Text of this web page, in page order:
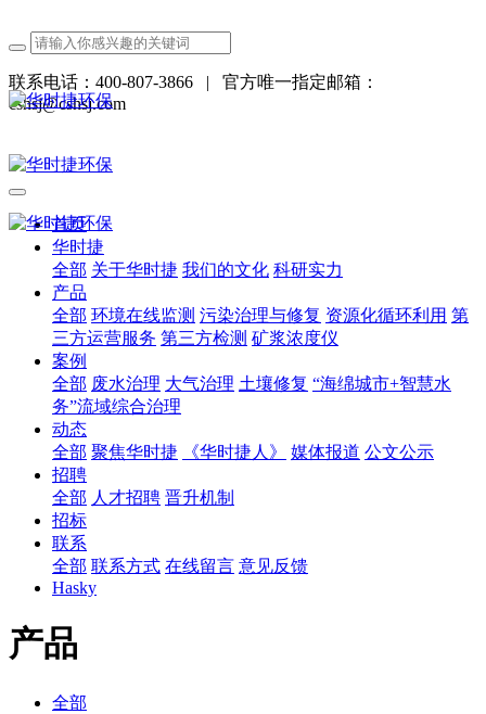
联系电话：400-807-3866 | 官方唯一指定邮箱：
cshsj@cshsj.com
首页
华时捷
全部 关于华时捷 我们的文化 科研实力
产品
全部 环境在线监测 污染治理与修复 资源化循环利用 第
三方运营服务 第三方检测 矿浆浓度仪
案例
全部 废水治理 大气治理 土壤修复 “海绵城市+智慧水
务”流域综合治理
动态
全部 聚焦华时捷 《华时捷人》 媒体报道 公文公示
招聘
全部 人才招聘 晋升机制
招标
联系
全部 联系方式 在线留言 意见反馈
Hasky
产品
全部